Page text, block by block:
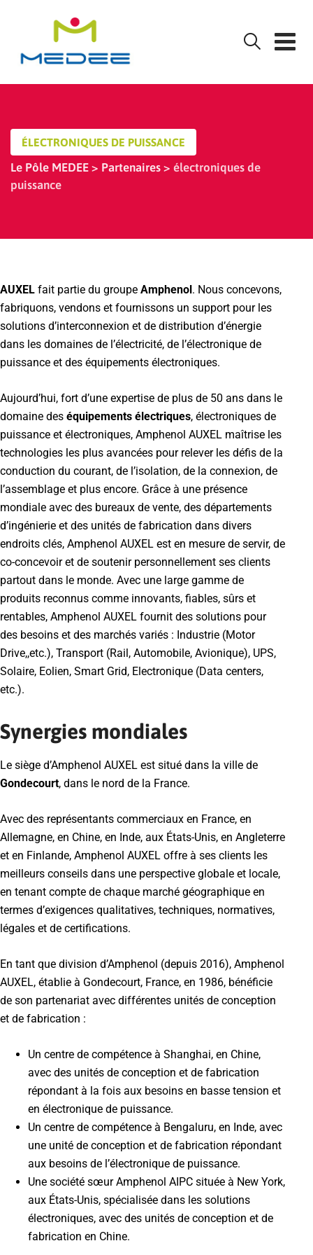
ÉLECTRONIQUES DE PUISSANCE
Le Pôle MEDEE > Partenaires > électroniques de
puissance
AUXEL fait partie du groupe Amphenol. Nous concevons,
fabriquons, vendons et fournissons un support pour les
solutions d’interconnexion et de distribution d’énergie
dans les domaines de l’électricité, de l’électronique de
puissance et des équipements électroniques.
Aujourd’hui, fort d’une expertise de plus de 50 ans dans le
domaine des équipements électriques, électroniques de
puissance et électroniques, Amphenol AUXEL maîtrise les
technologies les plus avancées pour relever les défis de la
conduction du courant, de l’isolation, de la connexion, de
l’assemblage et plus encore. Grâce à une présence
mondiale avec des bureaux de vente, des départements
d’ingénierie et des unités de fabrication dans divers
endroits clés, Amphenol AUXEL est en mesure de servir, de
co-concevoir et de soutenir personnellement ses clients
partout dans le monde. Avec une large gamme de
produits reconnus comme innovants, fiables, sûrs et
rentables, Amphenol AUXEL fournit des solutions pour
des besoins et des marchés variés : Industrie (Motor
Drive,,etc.), Transport (Rail, Automobile, Avionique), UPS,
Solaire, Eolien, Smart Grid, Electronique (Data centers,
etc.).
Synergies mondiales
Le siège d’Amphenol AUXEL est situé dans la ville de
Gondecourt, dans le nord de la France.
Avec des représentants commerciaux en France, en
Allemagne, en Chine, en Inde, aux États-Unis, en Angleterre
et en Finlande, Amphenol AUXEL offre à ses clients les
meilleurs conseils dans une perspective globale et locale,
en tenant compte de chaque marché géographique en
termes d’exigences qualitatives, techniques, normatives,
légales et de certifications.
En tant que division d’Amphenol (depuis 2016), Amphenol
AUXEL, établie à Gondecourt, France, en 1986, bénéficie
de son partenariat avec différentes unités de conception
et de fabrication :
Un centre de compétence à Shanghai, en Chine,
avec des unités de conception et de fabrication
répondant à la fois aux besoins en basse tension et
en électronique de puissance.
Un centre de compétence à Bengaluru, en Inde, avec
une unité de conception et de fabrication répondant
aux besoins de l’électronique de puissance.
Une société sœur Amphenol AIPC située à New York,
aux États-Unis, spécialisée dans les solutions
électroniques, avec des unités de conception et de
fabrication en Chine.